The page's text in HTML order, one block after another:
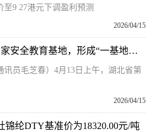
9 27港元下调盈利预测
2026/04/15
湖北新增15家省级全民国家安全教育基地，形成“一基地一特色”宣教格局 焦点速讯
员毛芝春）4月13日上午，湖北省第
2026/04/15
锦纶DTY基准价为18320.00元/吨